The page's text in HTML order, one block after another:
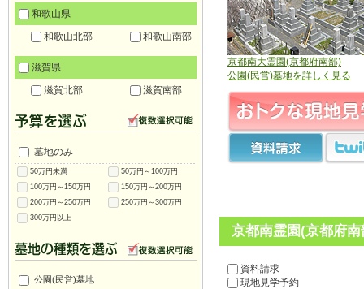
京都南大霊園(京都府南部)
公園(民営)墓地を詳しく見る
京都南霊園(京都府
資料請求
現地見学予約
和歌山県
和歌山北部
和歌山南部
滋賀県
滋賀北部
滋賀南部
墓地のみ
50万円未満
50万円～100万円
100万円～150万円
150万円～200万円
200万円～250万円
250万円～300万円
300万円以上
公園(民営)墓地